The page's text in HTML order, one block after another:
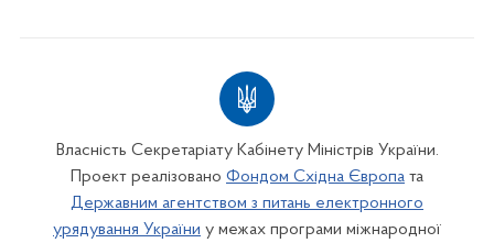
Власність Секретаріату Кабінету Міністрів України.
Проект реалізовано Фондом Східна Європа та
Державним агентством з питань електронного
урядування України у межах програми міжнародної